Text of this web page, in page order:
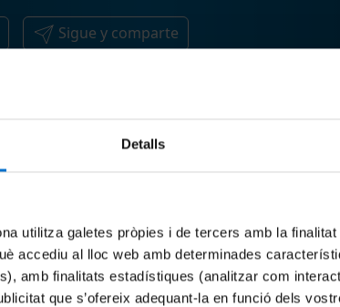
Detalls
utilitza galetes pròpies i de tercers amb la
accediu al lloc web amb determinades
amb finalitats estadístiques (analitzar com
que s’ofereix adequant-la en funció dels
Sigue y comparte